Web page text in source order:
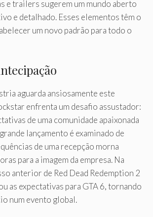
e trailers sugerem um mundo aberto
e detalhado. Esses elementos têm o
um novo padrão para todo o
aguarda ansiosamente este
enfrenta um desafio assustador:
de uma comunidade apaixonada
lançamento é examinado de
de uma recepção morna
para a imagem da empresa. Na
anterior de Red Dead Redemption 2
as expectativas para GTA 6, tornando
num evento global.